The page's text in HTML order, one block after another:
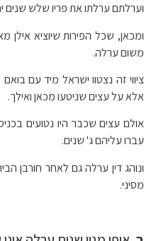
וערלתם ערלתו את פריו שלש שנים
ומכאן, שכל הפירות שיוציא
משום ערלה.
ציווי זה נצטוו ישראל מיד עם
אלא על עצים שניטעו מכאן ואילך.
אולם עצים שכבר היו נטועים
עברו עליהם ג' שנים.
ונוהג דין ערלה גם לאחר חורבן
מסיני.